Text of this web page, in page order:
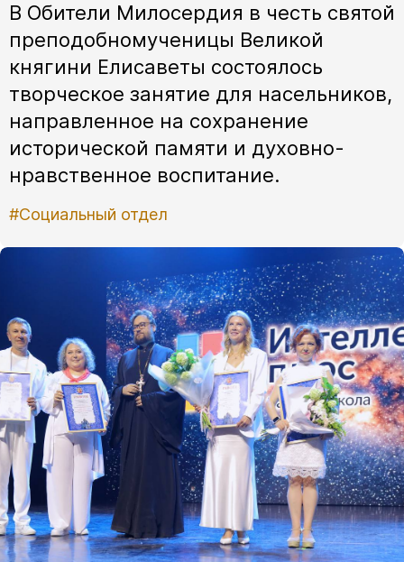
В Обители Милосердия в честь святой
преподобномученицы Великой
княгини Елисаветы состоялось
творческое занятие для насельников,
направленное на сохранение
исторической памяти и духовно-
нравственное воспитание.
#Социальный отдел